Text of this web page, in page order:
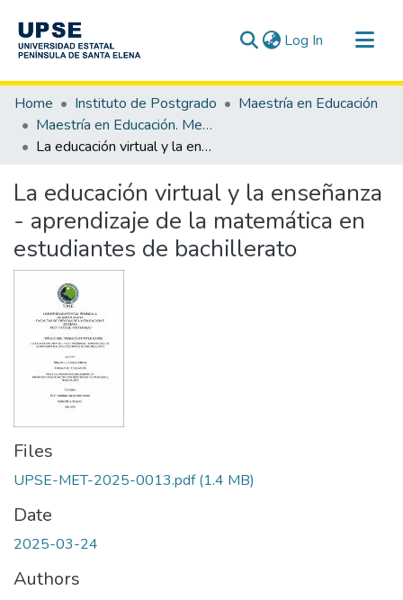
Log In (current)
Communities & Collections
All of DSpace
Statistics
Home Instituto de Postgrado
Maestría en Educación
Maestría en Educación. Mención Tecnología e Innovación Educativa
La educación virtual y la enseñanza - aprendizaje de la matemática en estudiantes de bachillerato
La educación virtual y la enseñanza
- aprendizaje de la matemática en
estudiantes de bachillerato
Files
UPSE-MET-2025-0013.pdf(1.4 MB)
Date
2025-03-24
Authors